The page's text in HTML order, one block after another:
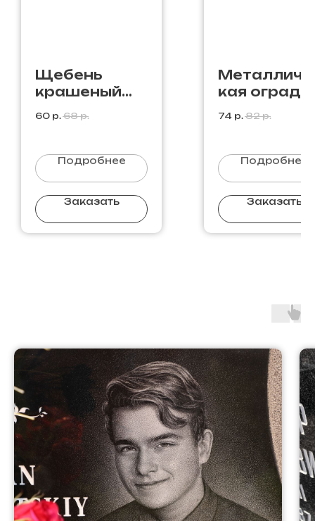
Щебень
крашеный
S-10
60 р. 68 р.
Подробнее
Заказать
кая ограда
74 р. 82 р.
Подробнее
Заказать